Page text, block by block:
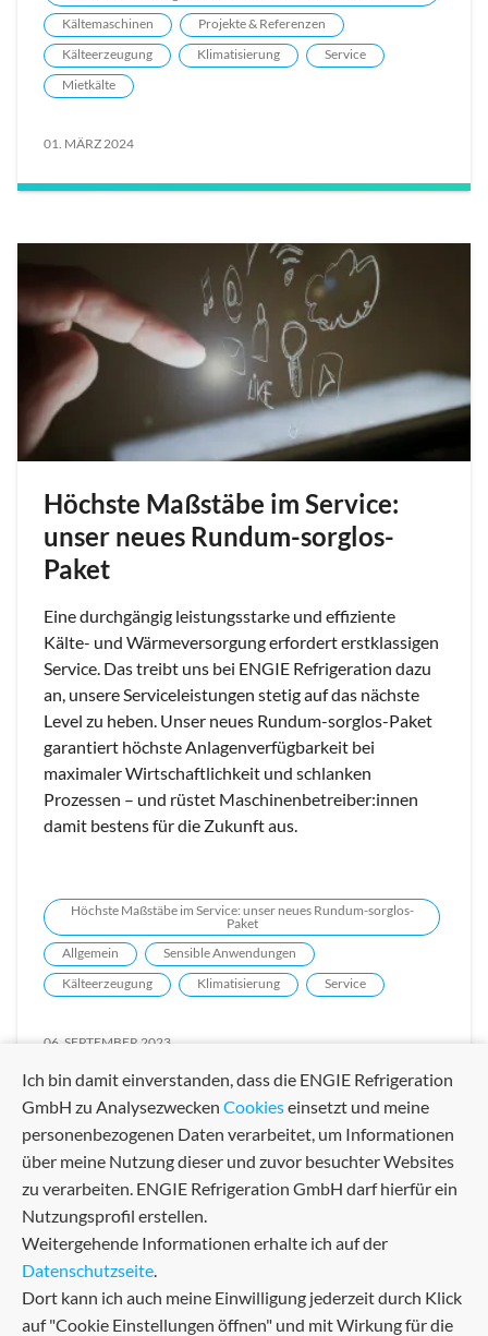
Kältemaschinen
Projekte & Referenzen
Kälteerzeugung
Klimatisierung
Service
Mietkälte
01. MÄRZ 2024
Höchste Maßstäbe im Service:
unser neues Rundum-sorglos-
Paket
Eine durchgängig leistungsstarke und effiziente
Kälte- und Wärmeversorgung erfordert erstklassigen
Service. Das treibt uns bei ENGIE Refrigeration dazu
an, unsere Serviceleistungen stetig auf das nächste
Level zu heben. Unser neues Rundum-sorglos-Paket
garantiert höchste Anlagenverfügbarkeit bei
maximaler Wirtschaftlichkeit und schlanken
Prozessen – und rüstet Maschinenbetreiber:innen
damit bestens für die Zukunft aus.
Höchste Maßstäbe im Service: unser neues Rundum-sorglos-
Paket
Allgemein
Sensible Anwendungen
Kälteerzeugung
Klimatisierung Service
06. SEPTEMBER 2023
Ich bin damit einverstanden, dass die ENGIE Refrigeration
GmbH zu Analysezwecken Cookieseinsetzt und meine
personenbezogenen Daten verarbeitet, um Informationen
über meine Nutzung dieser und zuvor besuchter Websites
zu verarbeiten. ENGIE Refrigeration GmbH darf hierfür ein
Nutzungsprofil erstellen.
Weitergehende Informationen erhalte ich auf der
Datenschutzseite.
Dort kann ich auch meine Einwilligung jederzeit durch Klick
auf "Cookie Einstellungen öffnen" und mit Wirkung für die